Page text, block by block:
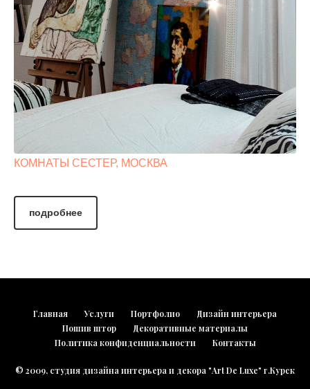
КОМНАТЫ СЕСТЕР, МОСКВА
подробнее
Главная Услуги Портфолио
Дизайн интерьера
Пошив штор
Декоративные материалы
Политика конфиденциальности
Контакты
© 2009, студия дизайна интерьера и декора "Art De Luxe" г.Курск